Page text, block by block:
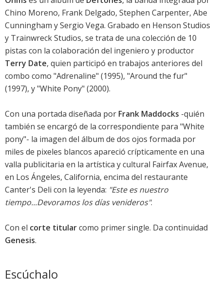
Chino Moreno, Frank Delgado, Stephen Carpenter, Abe
Cunningham y Sergio Vega. Grabado en Henson Studios
y Trainwreck Studios, se trata de una colección de 10
pistas con la colaboración del ingeniero y productor
Terry Date, quien participó en trabajos anteriores del
combo como "Adrenaline" (1995), "Around the fur"
(1997), y "White Pony" (2000).
Con una portada diseñada por Frank Maddocks -quién
también se encargó de la correspondiente para "White
pony"- la imagen del álbum de dos ojos formada por
miles de pixeles blancos apareció crípticamente en una
valla publicitaria en la artística y cultural Fairfax Avenue,
en Los Ángeles, California, encima del restaurante
Canter's Deli con la leyenda: "Este es nuestro
tiempo...Devoramos los días venideros".
Con el corte titularcomo primer single. Da continuidad
Genesis.
Escúchalo